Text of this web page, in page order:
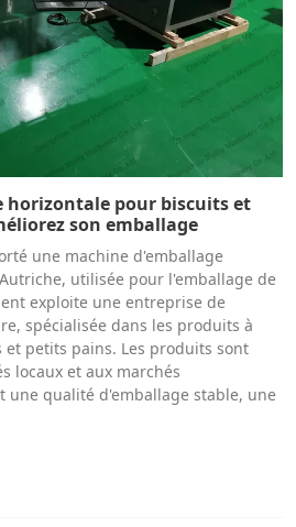
horizontale pour biscuits et
son emballage
une machine d'emballage
utilisée pour l'emballage de
exploite une entreprise de
spécialisée dans les produits à
et petits pains. Les produits sont
locaux et aux marchés
une qualité d'emballage stable, une